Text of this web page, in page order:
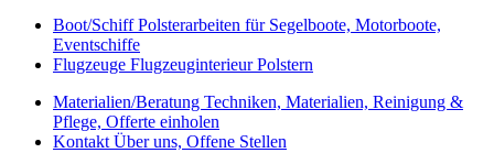
Boot/SchiffPolsterarbeiten für Segelboote, Motorboote,
Eventschiffe
Flugzeuge Flugzeuginterieur Polstern
Materialien/Beratung Techniken, Materialien, Reinigung &
Pflege, Offerte einholen
KontaktÜber uns, Offene Stellen